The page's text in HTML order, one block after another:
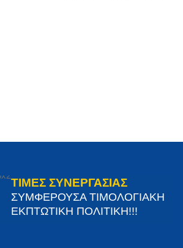
ΤΙΜΕΣ ΣΥΝΕΡΓΑΣΙΑΣ
ΣΥΜΦΕΡΟΥΣΑ ΤΙΜΟΛΟΓΙΑΚΗ
ΕΚΠΤΩΤΙΚΗ ΠΟΛΙΤΙΚΗ!!!